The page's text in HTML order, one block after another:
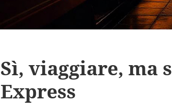
Sì, viaggiare, ma
Express